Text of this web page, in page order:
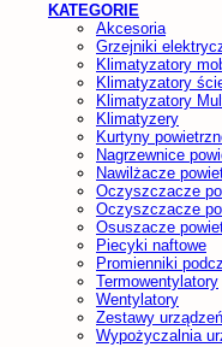
KATEGORIE
Akcesoria
Grzejniki
Klimatyzatory
Klimatyzatory
Klimatyzatory
Klimatyzery
Kurtyny
Nagrzewnice
Nawilżacze
Oczyszczacze
Oczyszczacze
Osuszacze
Piecyki naftowe
Promienniki
Termowentylatory
Wentylatory
Zestawy urządzeń
Wypożyczalnia